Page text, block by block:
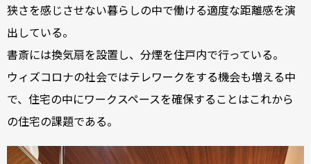
狭さを感じさせない暮らしの中で働ける適度な距離感を演
出している。
書斎には換気扇を設置し、分煙を住戸内で行っている。
ウィズコロナの社会ではテレワークをする機会も増える中
で、住宅の中にワークスペースを確保することはこれから
の住宅の課題である。